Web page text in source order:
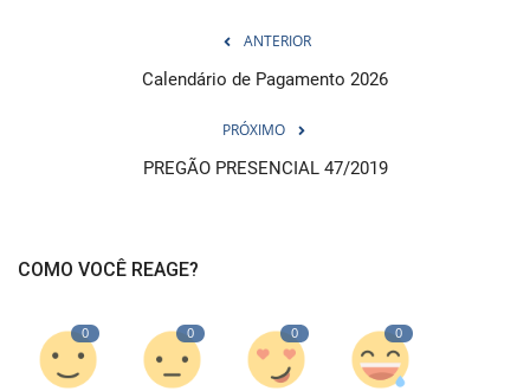
ANTERIOR
Calendário de Pagamento 2026
PRÓXIMO
PREGÃO PRESENCIAL 47/2019
COMO VOCÊ REAGE?
0 0 0 0